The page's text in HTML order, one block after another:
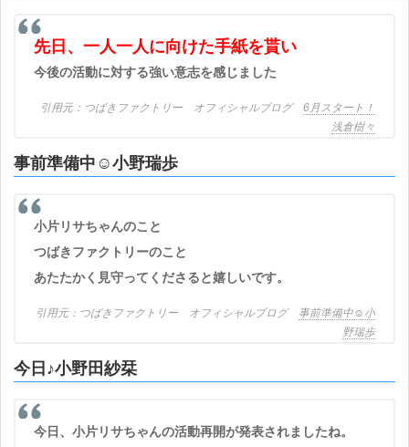
先日、一人一人に向けた手紙を貰い
今後の活動に対する強い意志を感じました
つばきファクトリー オフィシャルブログ 6月スタート！
浅倉樹々
事前準備中☺︎小野瑞歩
小片リサちゃんのこと
つばきファクトリーのこと
あたたかく見守ってくださると嬉しいです。
つばきファクトリー オフィシャルブログ 事前準備中☺︎小
野瑞歩
今日♪小野田紗栞
今日、小片リサちゃんの活動再開が発表されましたね。